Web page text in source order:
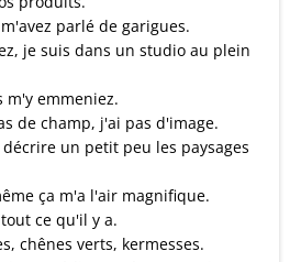
parlé de garigues.
je suis dans un studio au plein
m'y emmeniez.
de champ, j'ai pas d'image.
un petit peu les paysages
ça m'a l'air magnifique.
ce qu'il y a.
chênes verts, kermesses.